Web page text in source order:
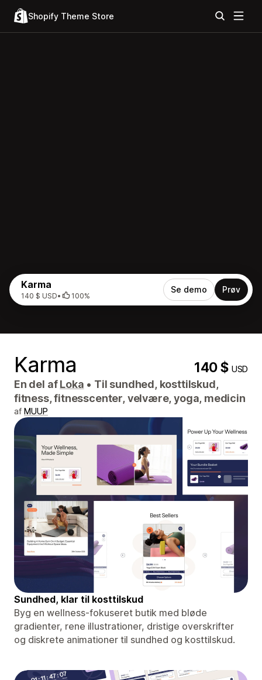
Shopify Theme Store
Karma
140 $ USD• 100%
Se demo Prøv
Karma 140 $USD
En del afLoka • Til sundhed, kosttilskud,
fitness, fitnesscenter, velvære, yoga, medicin
af MUUP
Sundhed, klar til kosttilskud
Byg en wellness-fokuseret butik med bløde
gradienter, rene illustrationer, dristige overskrifter
og diskrete animationer til sundhed og kosttilskud.